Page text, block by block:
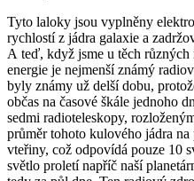
Tyto laloky jsou vyplněny
rychlostí z jádra galaxie a
A teď, když jsme u těch
energie je nejmenší známý
byly známy už delší dobu,
občas na časové škále jednoho
sedmi radioteleskopy,
průměr tohoto kulového jádra
vteřiny, což odpovídá pouze 10
světlo proletí napříč naší